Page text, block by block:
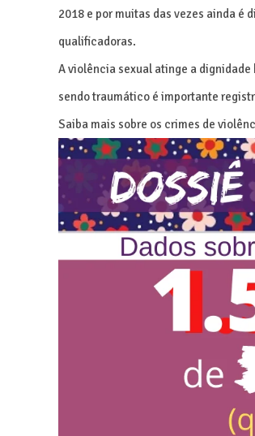
2018 e por muitas das vezes ainda é
qualificadoras.
A violência sexual atinge a
sendo traumático é importante
Saiba mais sobre os crimes de